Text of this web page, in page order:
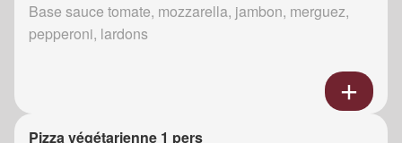
Base sauce tomate, mozzarella, jambon, merguez,
pepperoni, lardons
Pizza végétarienne 1 pers